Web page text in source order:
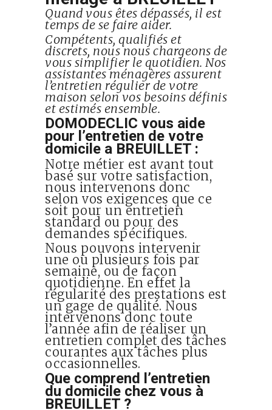
Quand vous êtes dépassés, il est
temps de se faire aider.
Compétents, qualifiés et
discrets, nous nous chargeons de
vous simplifier le quotidien. Nos
assistantes ménagères assurent
l’entretien régulier de votre
maison selon vos besoins définis
et estimés ensemble.
DOMODECLIC vous aide
pour l’entretien de votre
domicile a BREUILLET :
Notre métier est avant tout
basé sur votre satisfaction,
nous intervenons donc
selon vos exigences que ce
soit pour un entretien
standard ou pour des
demandes spécifiques.
Nous pouvons intervenir
une ou plusieurs fois par
semaine, ou de façon
quotidienne. En effet la
régularité des prestations est
un gage de qualité. Nous
intervenons donc toute
l’année afin de réaliser un
entretien complet des tâches
courantes aux tâches plus
occasionnelles.
Que comprend l’entretien
du domicile chez vous à
BREUILLET ?